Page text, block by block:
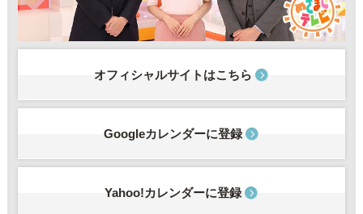
オフィシャルサイトはこちら
Googleカレンダーに登録
Yahoo!カレンダーに登録